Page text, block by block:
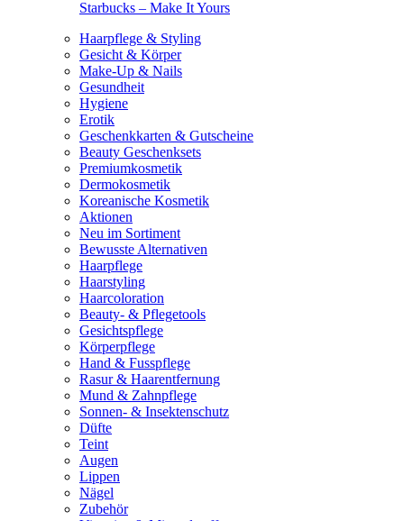
Starbucks – Make It Yours
Haarpflege & Styling
Gesicht & Körper
Make-Up & Nails
Gesundheit
Hygiene
Erotik
Geschenkkarten & Gutscheine
Beauty Geschenksets
Premiumkosmetik
Dermokosmetik
Koreanische Kosmetik
Aktionen
Neu im Sortiment
Bewusste Alternativen
Haarpflege
Haarstyling
Haarcoloration
Beauty- & Pflegetools
Gesichtspflege
Körperpflege
Hand & Fusspflege
Rasur & Haarentfernung
Mund & Zahnpflege
Sonnen- & Insektenschutz
Düfte
Teint
Augen
Lippen
Nägel
Zubehör